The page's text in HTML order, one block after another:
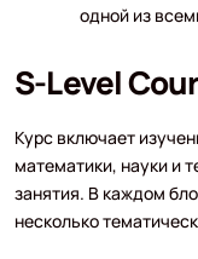
одной из
S-Level
Курс включает
математики, науки и
занятия. В каждом
несколько